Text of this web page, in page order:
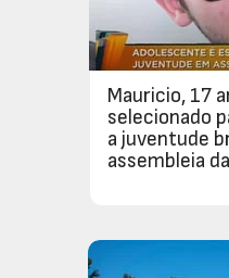
Mauricio, 17
selecionado
a juventude
assembleia